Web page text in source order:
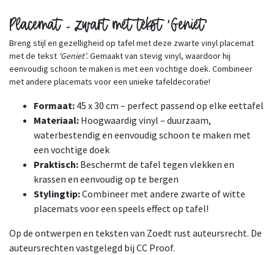
Placemat - zwart met tekst 'Geniet'
Breng stijl en gezelligheid op tafel met deze zwarte vinyl placemat
met de tekst ‘Geniet’. Gemaakt van stevig vinyl, waardoor hij
eenvoudig schoon te maken is met een vochtige doek. Combineer
met andere placemats voor een unieke tafeldecoratie!
Formaat: 45 x 30 cm – perfect passend op elke eettafel
Materiaal: Hoogwaardig vinyl – duurzaam,
waterbestendig en eenvoudig schoon te maken met
een vochtige doek
Praktisch: Beschermt de tafel tegen vlekken en
krassen en eenvoudig op te bergen
Stylingtip:Combineer met andere zwarte of witte
placemats voor een speels effect op tafel!
Op de ontwerpen en teksten van Zoedt rust auteursrecht. De
auteursrechten vastgelegd bij CC Proof.